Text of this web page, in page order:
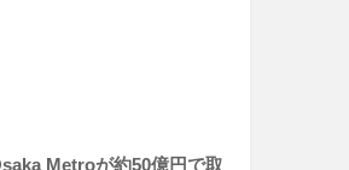
Metroが約50億円で取